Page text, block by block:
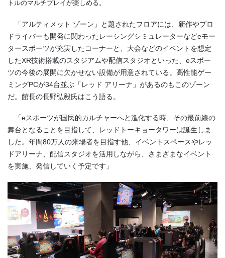
トルのマルチプレイが楽しめる。
「アルティメット ゾーン」と題されたフロアには、新作やプロ
ドライバーも開発に関わったレーシングシミュレーターなどeモー
タースポーツが充実したコーナーと、大会などのイベントを想定
したXR技術搭載のスタジアムや配信スタジオといった、eスポー
ツの今後の展開に欠かせない設備が用意されている。高性能ゲー
ミングPCが34台並ぶ「レッド アリーナ」があるのもこのゾーン
だ。館長の長野弘毅氏はこう語る。
「eスポーツが国民的カルチャーへと進化する時、その最前線の
舞台となることを目指して、レッドトーキョータワーは誕生しま
した。年間80万人の来場者を目指す他、イベントスペースやレッ
ドアリーナ、配信スタジオを活用しながら、さまざまなイベント
を実施、発信していく予定です」